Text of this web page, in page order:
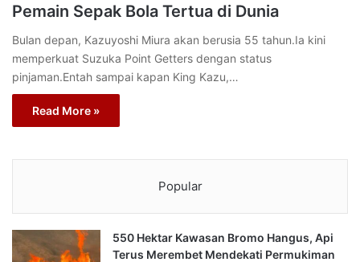
Pemain Sepak Bola Tertua di Dunia
Bulan depan, Kazuyoshi Miura akan berusia 55 tahun.Ia kini
memperkuat Suzuka Point Getters dengan status
pinjaman.Entah sampai kapan King Kazu,…
Read More »
Popular
550 Hektar Kawasan Bromo Hangus, Api
Terus Merembet Mendekati Permukiman